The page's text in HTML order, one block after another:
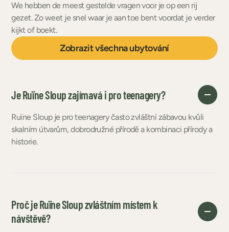
We hebben de meest gestelde vragen voor je op een rij
gezet. Zo weet je snel waar je aan toe bent voordat je verder
kijkt of boekt.
Zobrazit všechna ubytování
Je Ruïne Sloup zajímavá i pro teenagery?
Ruïne Sloup je pro teenagery často zvláštní zábavou kvůli
skalním útvarům, dobrodružné přírodě a kombinaci přírody a
historie.
Proč je Ruïne Sloup zvláštním místem k
návštěvě?